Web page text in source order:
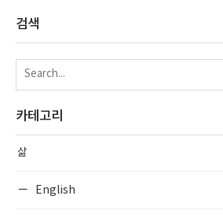
검색
카테고리
삶
English